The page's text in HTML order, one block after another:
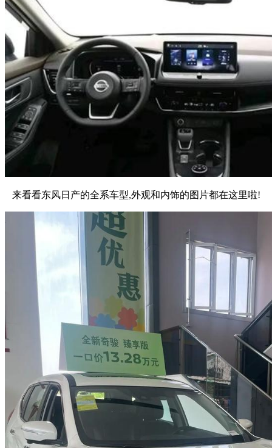
来看看东风日产的全系车型,外观和内饰的图片都在这里啦!